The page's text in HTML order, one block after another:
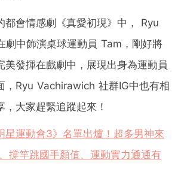
都會情感劇《真愛初現》中， Ryu
劇中飾演桌球運動員 Tam，剛好將
美發揮在戲劇中，展現出身為運動員
，Ryu Vachirawich 社群IG中也有相
大家趕緊追蹤起來！
星運動會3》名單出爐！超多男神來
撐竿跳國手顏值、運動實力通通有